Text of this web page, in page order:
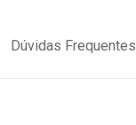
Dúvidas Frequentes